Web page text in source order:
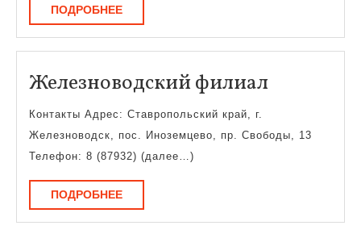
ПОДРОБНЕЕПОДРОБНЕЕ
Железноводский филиал
Контакты Адрес: Ставропольский край, г.
Железноводск, пос. Иноземцево, пр. Свободы, 13
Телефон: 8 (87932) (далее…)
ПОДРОБНЕЕПОДРОБНЕЕ